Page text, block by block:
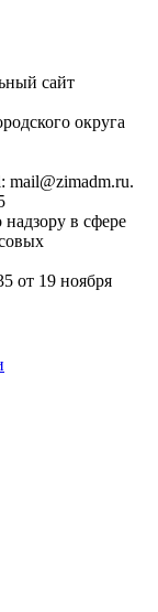
сайт
округа
mail@zimadm.ru.
в сфере
от 19 ноября